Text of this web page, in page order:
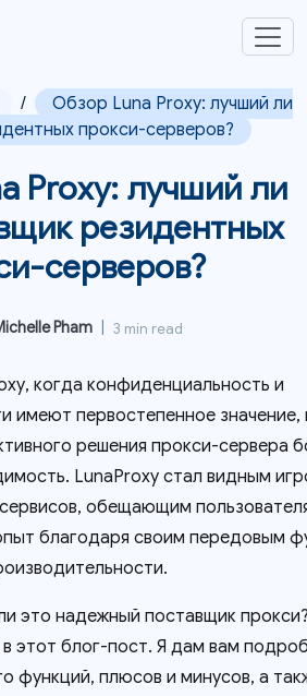
/
Обзор Luna Proxy: лучший ли
прокси-серверов?
Proxy: лучший ли
резидентных
серверов?
Pham 3 min read
когда конфиденциальность и
имеют первостепенное значение,
решения прокси-сервера
LunaProxy стал видным
обещающим
благодаря своим передовым
это надежный поставщик
в этот блог-пост. Я дам вам
функций, плюсов и минусов, а